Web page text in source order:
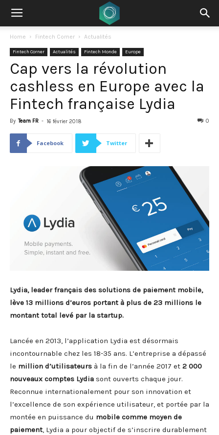
Home Fintech Corner Actualités
Fintech Corner Actualités Fintech Monde Europe
Cap vers la révolution
cashless en Europe avec la
Fintech française Lydia
By Team FR - 16 février 2018 0
Facebook Twitter
Lydia, leader français des solutions de paiement mobile,
lève 13 millions d’euros portant à plus de 23 millions le
montant total levé par la startup.
Lancée en 2013, l’application Lydia est désormais
incontournable chez les 18-35 ans. L’entreprise a dépassé
le million d’utilisateurs à la fin de l’année 2017 et 2 000
nouveaux comptes Lydia sont ouverts chaque jour.
Reconnue internationalement pour son innovation et
l’excellence de son expérience utilisateur, et portée par la
montée en puissance du mobile comme moyen de
paiement, Lydia a pour objectif de s’inscrire durablement